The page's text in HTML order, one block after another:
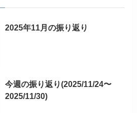
2025年11月の振り返り
今週の振り返り(2025/11/24〜
2025/11/30)